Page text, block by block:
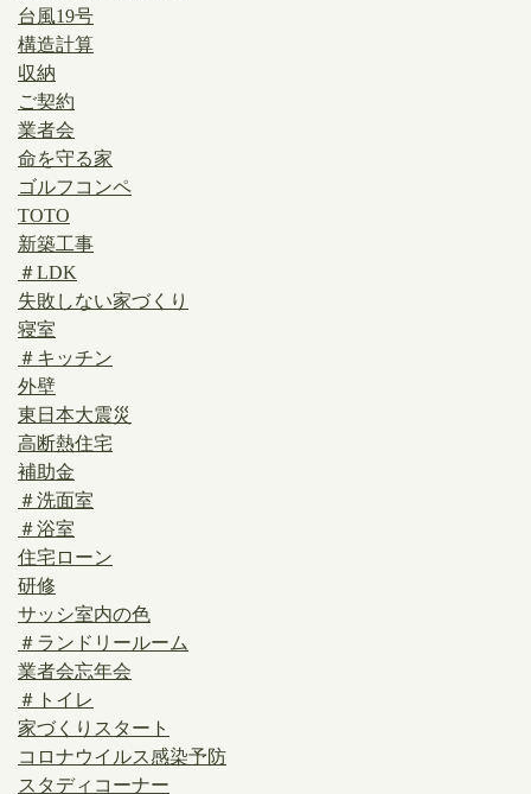
台風19号
構造計算
収納
ご契約
業者会
命を守る家
ゴルフコンペ
TOTO
新築工事
＃LDK
失敗しない家づくり
寝室
＃キッチン
外壁
東日本大震災
高断熱住宅
補助金
＃洗面室
＃浴室
住宅ローン
研修
サッシ室内の色
＃ランドリールーム
業者会忘年会
＃トイレ
家づくりスタート
コロナウイルス感染予防
スタディコーナー